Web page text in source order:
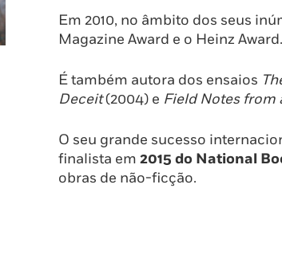
Em 2010, no âmbito dos seus
Magazine Award e o Heinz Award.
É também autora dos ensaios
Deceit(2004) e Field Notes from
O seu grande sucesso
finalista em2015 do National
obras de não-ficção.